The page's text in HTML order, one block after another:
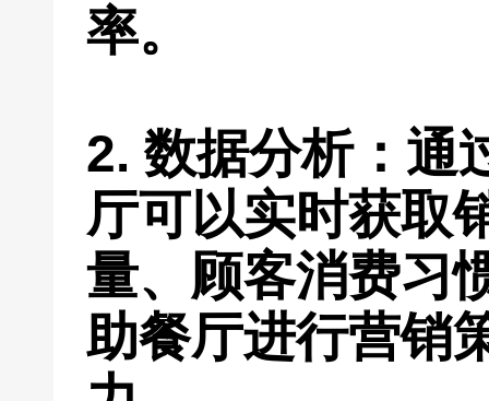
率。
2. 数据分析：通
厅可以实时获取
量、顾客消费习
助餐厅进行营销